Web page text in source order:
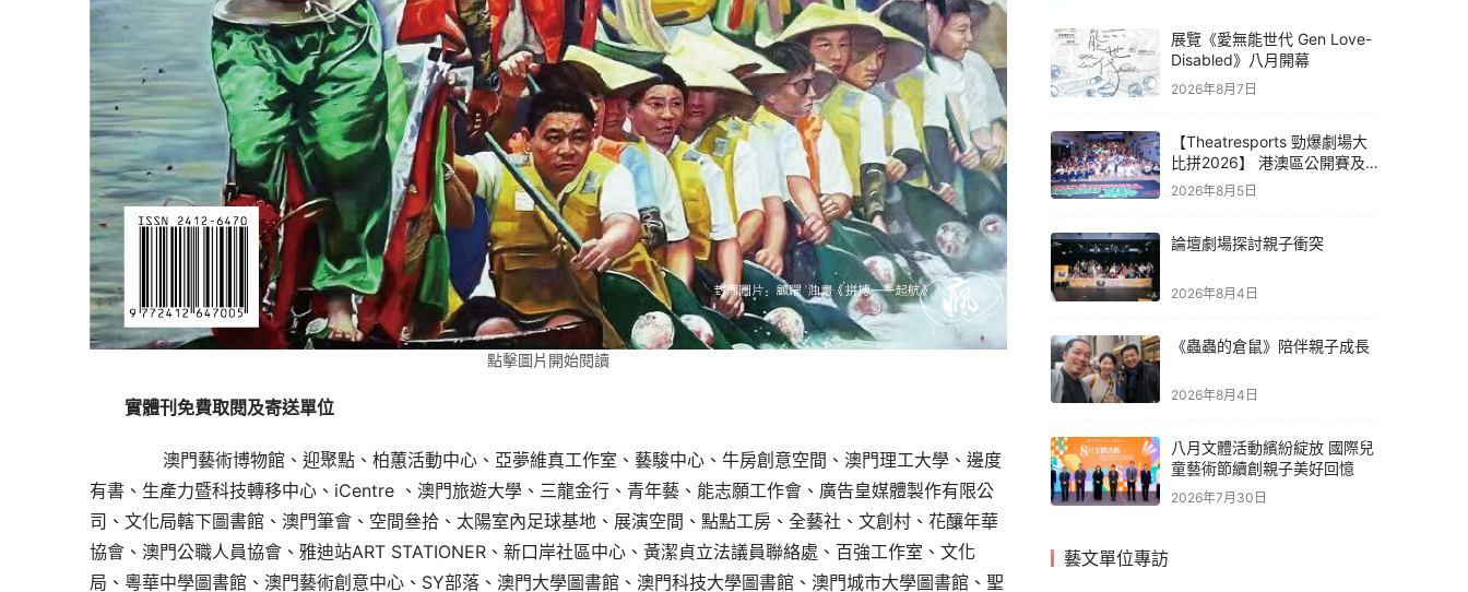
點擊圖片開始閱讀
實體刊免費取閱及寄送單位
澳門藝術博物館、迎聚點、柏蕙活動中心、亞夢維真工作室、藝駿中心、牛房創意空間、澳門理工大學、邊度
有書、生產力暨科技轉移中心、iCentre 、澳門旅遊大學、三龍金行、青年藝、能志願工作會、廣告皇媒體製作有限公
司、文化局轄下圖書館、澳門筆會、空間叄拾、太陽室內足球基地、展演空間、點點工房、全藝社、文創村、花釀年華
協會、澳門公職人員協會、雅迪站ART STATIONER、新口岸社區中心、黃潔貞立法議員聯絡處、百強工作室、文化
局、粵華中學圖書館、澳門藝術創意中心、SY部落、澳門大學圖書館、澳門科技大學圖書館、澳門城市大學圖書館、聖
展覽《愛無能世代 Gen Love-
Disabled》八月開幕
2026年8月7日
【Theatresports 勁爆劇場大
比拼2026】 港澳區公開賽及
亞洲聯賽賽果
2026年8月5日
論壇劇場探討親子衝突
2026年8月4日
《蟲蟲的倉鼠》陪伴親子成長
2026年8月4日
八月文體活動繽紛綻放 國際兒
童藝術節續創親子美好回憶
2026年7月30日
藝文單位專訪